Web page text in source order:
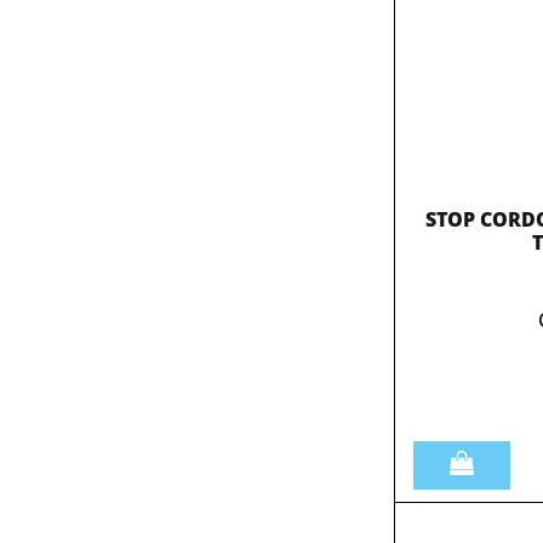
STOP
Quantità